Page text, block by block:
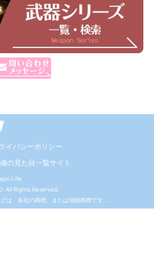
イバシーポリシー
の見た目一覧サイト
Life
All Rights Reserved.
は、各社の商標、または登録商標です。